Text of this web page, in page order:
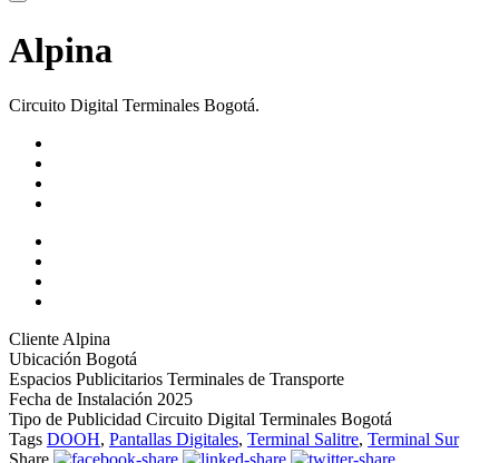
Alpina
Circuito Digital Terminales Bogotá.
Cliente Alpina
Ubicación Bogotá
Espacios Publicitarios Terminales de Transporte
Fecha de Instalación 2025
Tipo de Publicidad Circuito Digital Terminales Bogotá
Tags DOOH, Pantallas Digitales, Terminal Salitre, Terminal Sur
Share